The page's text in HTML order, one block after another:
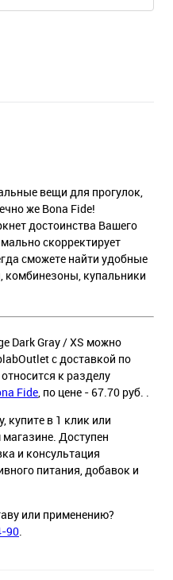
вещи для прогулок,
же Bona Fide!
достоинства Вашего
скорректирует
сможете найти удобные
купальники
Dark Gray / XS можно
с доставкой по
к разделу
Fide, по цене - 67.70 руб. .
купите в 1 клик или
Доступен
и консультация
питания, добавок и
или применению?
90.